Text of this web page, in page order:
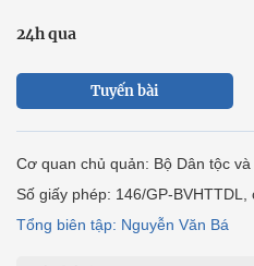
Bất động sản
Tuần Việt Nam
Giảm nghèo bền vững
Dân tộc thiểu số và miền núi
English